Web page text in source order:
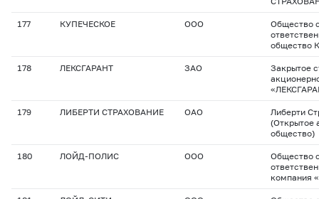
177 КУПЕЧЕСКОЕ ООО
Общество
общество
178 ЛЕКСГАРАНТ ЗАО
Закрытое
179 ЛИБЕРТИ СТРАХОВАНИЕ ОАО
Либерти
(Открытое
общество)
180 ЛОЙД-ПОЛИС ООО
Общество
компания